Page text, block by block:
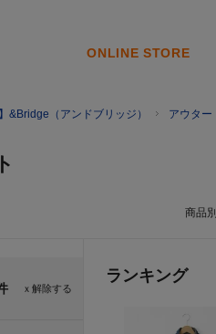
ONLINE STORE
】&Bridge（アンドブリッジ） アウター
商品別
ｘ解除する
ランキング